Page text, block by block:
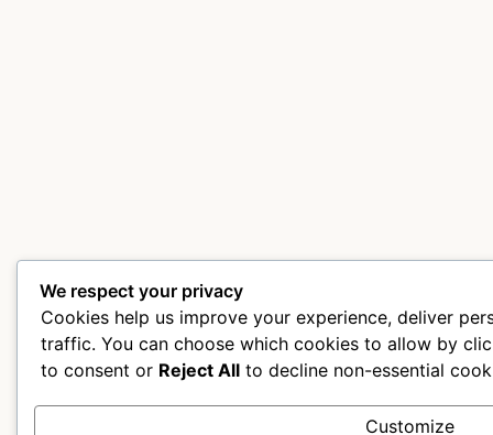
We respect your privacy
Cookies help us improve your experience, deliver
traffic. You can choose which cookies to allow by
to consent or Reject All to decline non-essential
Customize